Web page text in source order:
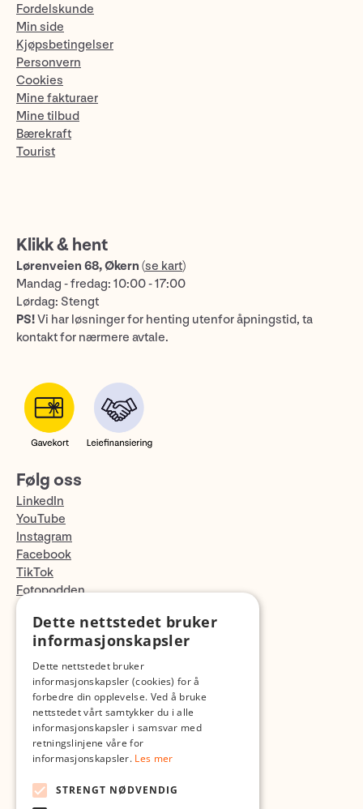
Fordelskunde
Min side
Kjøpsbetingelser
Personvern
Cookies
Mine fakturaer
Mine tilbud
Bærekraft
Tourist
Klikk & hent
Lørenveien 68, Økern (se kart)
Mandag - fredag: 10:00 - 17:00
Lørdag: Stengt
PS!Vi har løsninger for henting utenfor åpningstid, ta
kontakt for nærmere avtale.
Følg oss
LinkedIn
YouTube
Instagram
Facebook
TikTok
Fotopodden
Med forbehold om skrive- og lagerfeil
Dette nettstedet bruker
informasjonskapsler
Dette nettstedet bruker
informasjonskapsler (cookies) for å
forbedre din opplevelse. Ved å bruke
nettstedet vårt samtykker du i alle
informasjonskapsler i samsvar med
retningslinjene våre for
informasjonskapsler. Les mer
STRENGT NØDVENDIG